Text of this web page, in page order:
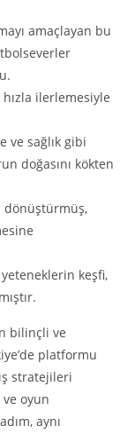
amaçlayan bu
ilerlemesiyle
ve sağlık gibi
doğasını kökten
dönüştürmüş,
keşfi,
bilinçli ve
platformu
stratejileri
oyun
aynı